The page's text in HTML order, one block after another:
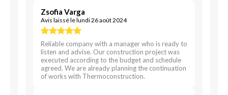
Zsofia Varga
Avis laissé le lundi 26 août 2024
Reliable company with a manager who is ready to
listen and advise. Our construction project was
executed according to the budget and schedule
agreed. We are already planning the continuation
of works with Thermoconstruction.